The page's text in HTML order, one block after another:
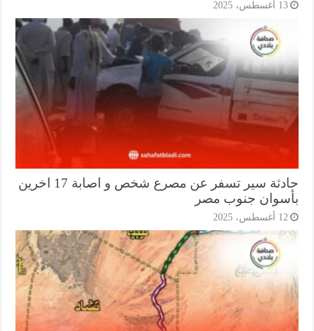
حادثة سير تسفر عن مصرع شخص و اصابة 17 اخرين
جنوب مصر